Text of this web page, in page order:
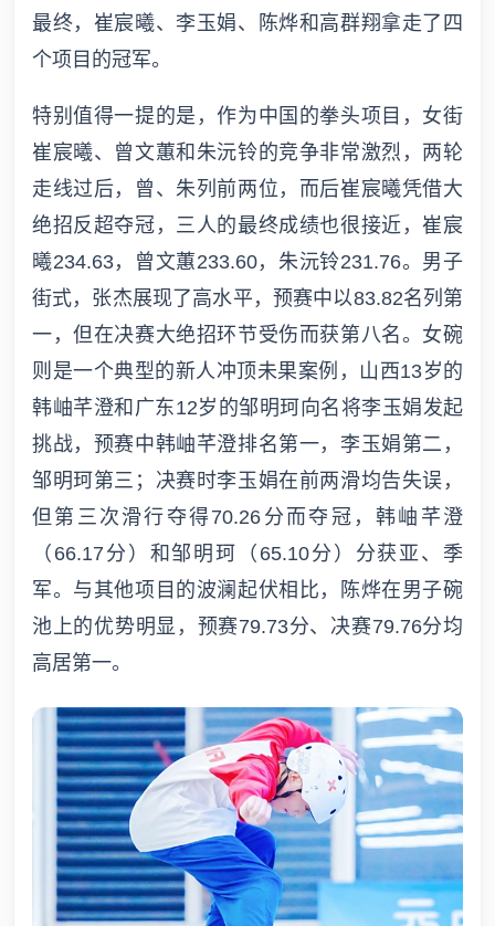
最终，崔宸曦、李玉娟、陈烨和高群翔拿走了四
个项目的冠军。
特别值得一提的是，作为中国的拳头项目，女街
崔宸曦、曾文蕙和朱沅铃的竞争非常激烈，两轮
走线过后，曾、朱列前两位，而后崔宸曦凭借大
绝招反超夺冠，三人的最终成绩也很接近，崔宸
曦234.63，曾文蕙233.60，朱沅铃231.76。男子
街式，张杰展现了高水平，预赛中以83.82名列第
一，但在决赛大绝招环节受伤而获第八名。女碗
则是一个典型的新人冲顶未果案例，山西13岁的
韩岫芊澄和广东12岁的邹明珂向名将李玉娟发起
挑战，预赛中韩岫芊澄排名第一，李玉娟第二，
邹明珂第三；决赛时李玉娟在前两滑均告失误，
但第三次滑行夺得70.26分而夺冠，韩岫芊澄
（66.17分）和邹明珂（65.10分）分获亚、季
军。与其他项目的波澜起伏相比，陈烨在男子碗
池上的优势明显，预赛79.73分、决赛79.76分均
高居第一。